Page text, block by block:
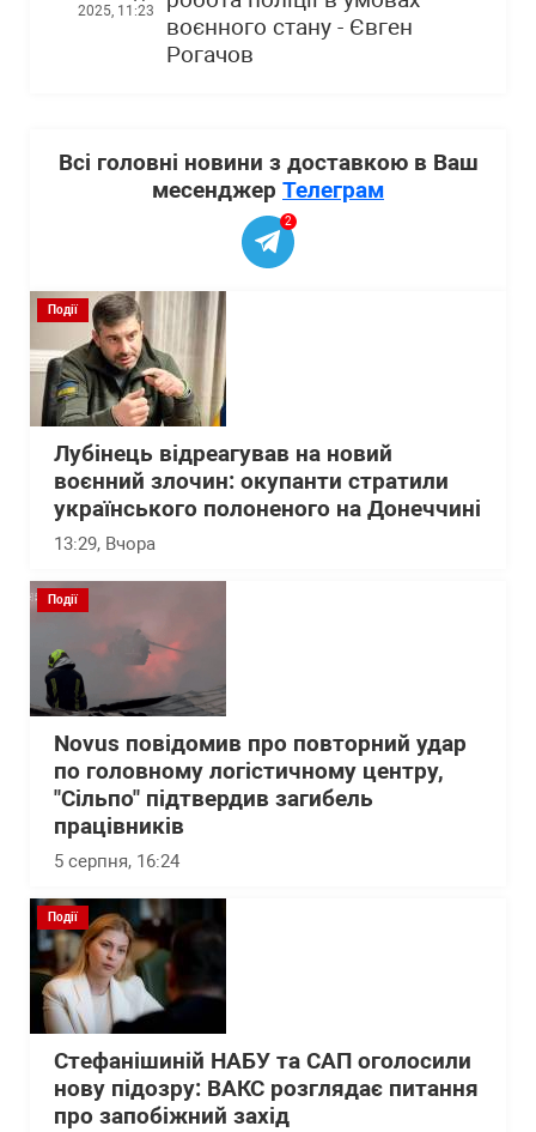
2025, 11:23
воєнного стану - Євген
Рогачов
Всі головні новини з доставкою в Ваш
месенджер Телеграм
2
Події
Лубінець відреагував на новий
воєнний злочин: окупанти стратили
українського полоненого на Донеччині
13:29, Вчора
Події
Novus повідомив про повторний удар
по головному логістичному центру,
"Сільпо" підтвердив загибель
працівників
5 серпня, 16:24
Події
Стефанішиній НАБУ та САП оголосили
нову підозру: ВАКС розглядає питання
про запобіжний захід